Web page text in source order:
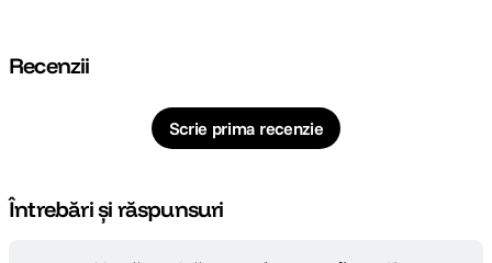
Recenzii
Scrie prima recenzie
Întrebări și răspunsuri